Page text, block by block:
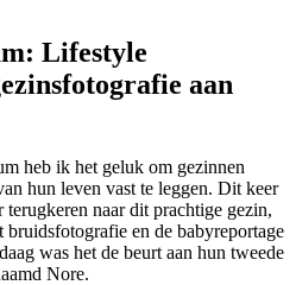
Lifestyle
aan
heb ik het geluk om gezinnen
hun leven vast te leggen. Dit keer
naar dit prachtige gezin,
bruidsfotografie en de babyreportage
was het de beurt aan hun tweede
Nore.